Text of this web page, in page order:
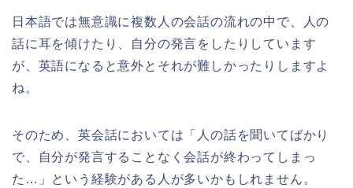
日本語では無意識に複数人の会話の流れの中で、人の
話に耳を傾けたり、自分の発言をしたりしています
が、英語になると意外とそれが難しかったりしますよ
ね。
そのため、英会話においては「人の話を聞いてばかり
で、自分が発言することなく会話が終わってしまっ
た…」という経験がある人が多いかもしれません。